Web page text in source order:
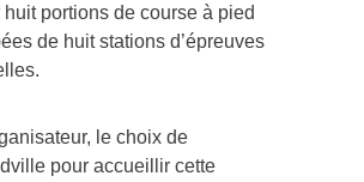
portions de course à pied
de huit stations d’épreuves
le choix de
pour accueillir cette